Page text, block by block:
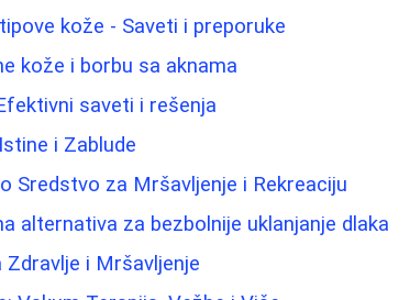
kože - Saveti i preporuke
kože i borbu sa aknama
saveti i rešenja
i Zablude
Sredstvo za Mršavljenje i Rekreaciju
alternativa za bezbolnije uklanjanje dlaka
Zdravlje i Mršavljenje